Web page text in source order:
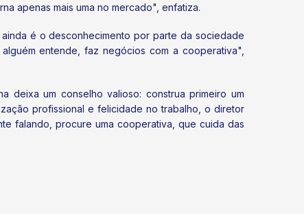
apenas mais uma no mercado", enfatiza.
é o desconhecimento por parte da sociedade
entende, faz negócios com a cooperativa",
deixa um conselho valioso: construa primeiro um
profissional e felicidade no trabalho, o diretor
falando, procure uma cooperativa, que cuida das